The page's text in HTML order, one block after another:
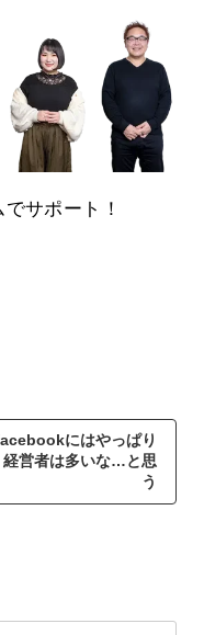
サポート！
にはやっぱり
経営者は多いな…と思
う